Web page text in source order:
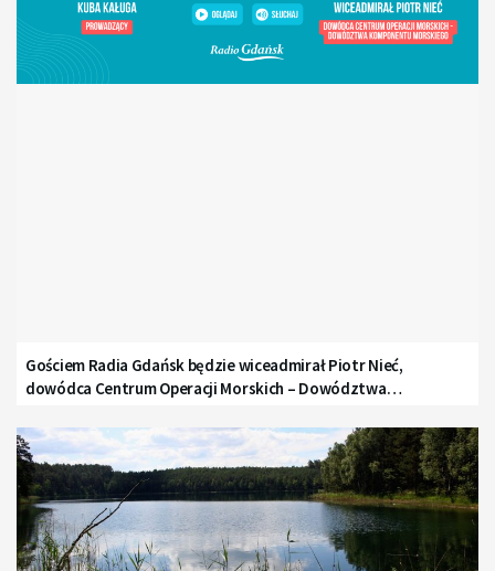
Gościem Radia Gdańsk będzie wiceadmirał Piotr Nieć,
dowódca Centrum Operacji Morskich – Dowództwa